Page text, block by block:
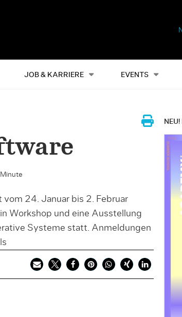
JOB & KARRIERE EVENTS
Alles Events
vom 24. Januar bis 2. Februar
Workshop und eine Ausstellung
Systeme statt. Anmeldungen